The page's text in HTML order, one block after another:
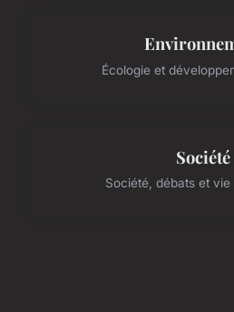
Écologie et
Société
Société, débats et